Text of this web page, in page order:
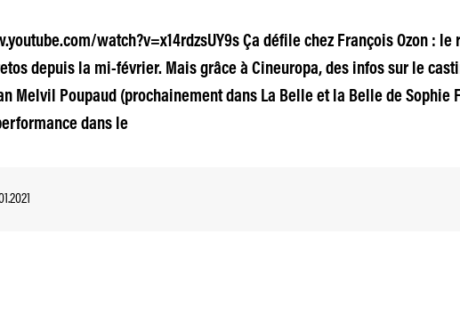
watch?v=x14rdzsUY9s Ça défile chez François Ozon :
depuis la mi-février. Mais grâce à Cineuropa, des infos sur le
Melvil Poupaud (prochainement dans La Belle et la Belle de
dans le